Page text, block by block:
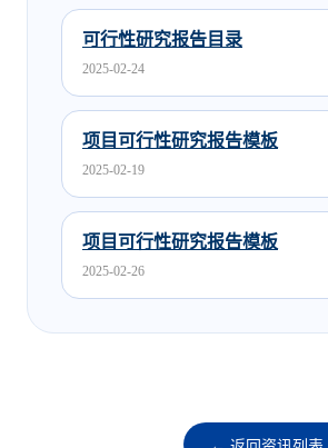
可行性研究报告目录
2025-02-24
项目可行性研究报告模板
2025-02-19
项目可行性研究报告模板
2025-02-26